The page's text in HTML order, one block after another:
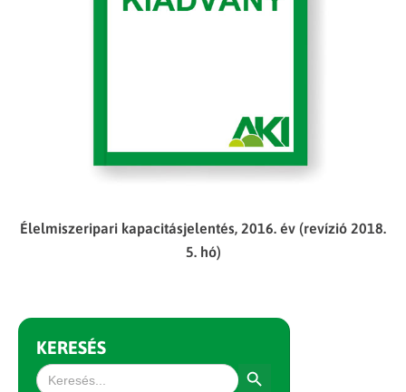
Élelmiszeripari kapacitásjelentés, 2016. év (revízió 2018.
5. hó)
KERESÉS
Search
for: